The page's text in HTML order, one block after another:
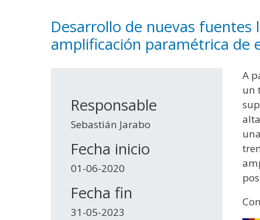
Desarrollo de nuevas
amplificación paramétrica de
Responsable
Sebastián Jarabo
Fecha inicio
01-06-2020
Fecha fin
31-05-2023
A
un